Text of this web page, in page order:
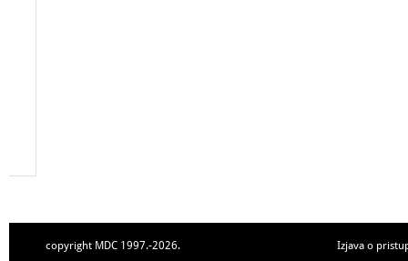
copyright MDC 1997.-2026. Izjava o